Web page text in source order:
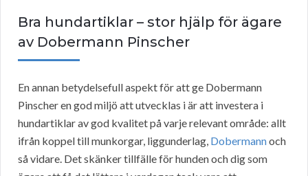
Bra hundartiklar – stor hjälp för ägare
av Dobermann Pinscher
En annan betydelsefull aspekt för att ge Dobermann
Pinscher en god miljö att utvecklas i är att investera i
hundartiklar av god kvalitet på varje relevant område: allt
ifrån koppel till munkorgar, liggunderlag, Dobermannoch
så vidare. Det skänker tillfälle för hunden och dig som